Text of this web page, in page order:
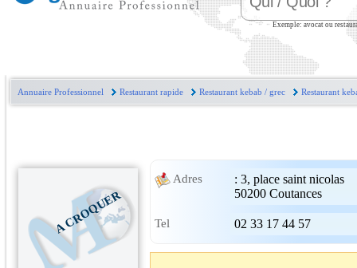
Exemple: avocat ou
Annuaire Professionnel Restaurant rapide Restaurant kebab / grec Restaurant
A CROQUER
Adres : 3, place saint nicolas
50200 Coutances
Tel 02 33 17 44 57